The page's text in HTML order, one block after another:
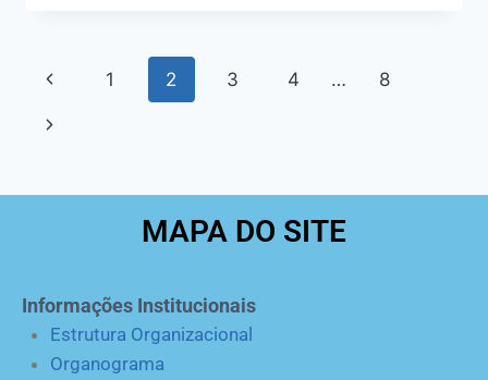
1 2 3 4 … 8
MAPA DO SITE
Informações Institucionais
Estrutura Organizacional
Organograma